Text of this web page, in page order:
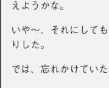
えようかな。
いや〜、それにして
りした。
では、忘れかけてい